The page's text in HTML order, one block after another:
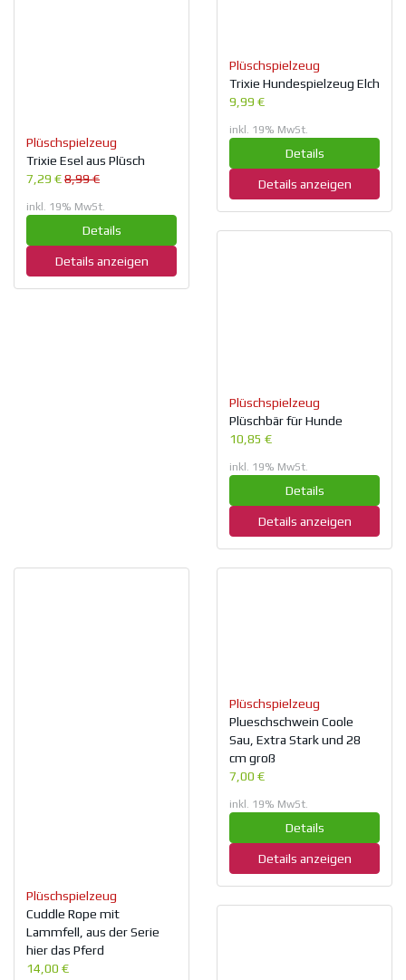
Plüschspielzeug
Trixie Esel aus Plüsch
7,29 €8,99 €
inkl. 19% MwSt.
Details
Details anzeigen
Plüschspielzeug
Trixie Hundespielzeug Elch
9,99 €
inkl. 19% MwSt.
Details
Details anzeigen
Plüschspielzeug
Plüschbär für Hunde
10,85 €
inkl. 19% MwSt.
Details
Details anzeigen
Plüschspielzeug
Cuddle Rope mit
Lammfell, aus der Serie
hier das Pferd
14,00 €
Plüschspielzeug
Plueschschwein Coole
Sau, Extra Stark und 28
cm groß
7,00 €
inkl. 19% MwSt.
Details
Details anzeigen